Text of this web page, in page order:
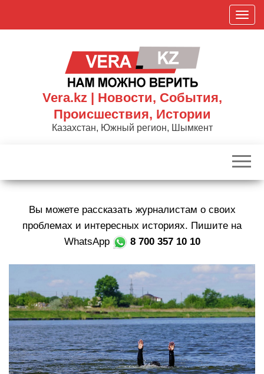
П
о
к
р
г
а
ц
и
ю
Vera.kz | Новости, События,
Происшествия, Истории
Казахстан, Южный регион, Шымкент
Вы можете рассказать журналистам о своих
проблемах и интересных историях. Пишите на
WhatsApp
8 700 357 10 10